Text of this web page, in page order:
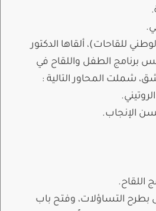
للقاحات)، ألقاها الدكتور
برنامج الطفل واللقاح في
شملت المحاور التالية :
الإنجاب.
اللقاح.
بطرح التساؤلات، وفتح باب